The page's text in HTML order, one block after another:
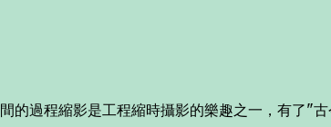
過程縮影是工程縮時攝影的樂趣之一，有了"